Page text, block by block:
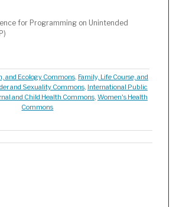
for Programming on Unintended
and Ecology Commons, Family, Life Course, and
and Sexuality Commons, International Public
and Child Health Commons, Women's Health
Commons